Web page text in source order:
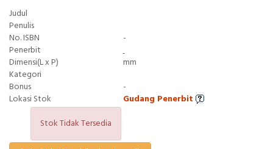
Judul
Penulis
No. ISBN
-
Penerbit
Dimensi(L x P)
mm
Kategori
Bonus
-
Lokasi Stok
Gudang Penerbit
Stok Tidak Tersedia